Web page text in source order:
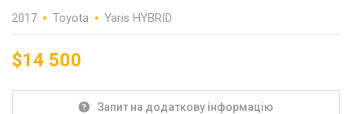
2017 Toyota Yaris HYBRID
$14 500
Запит на додаткову інформацію